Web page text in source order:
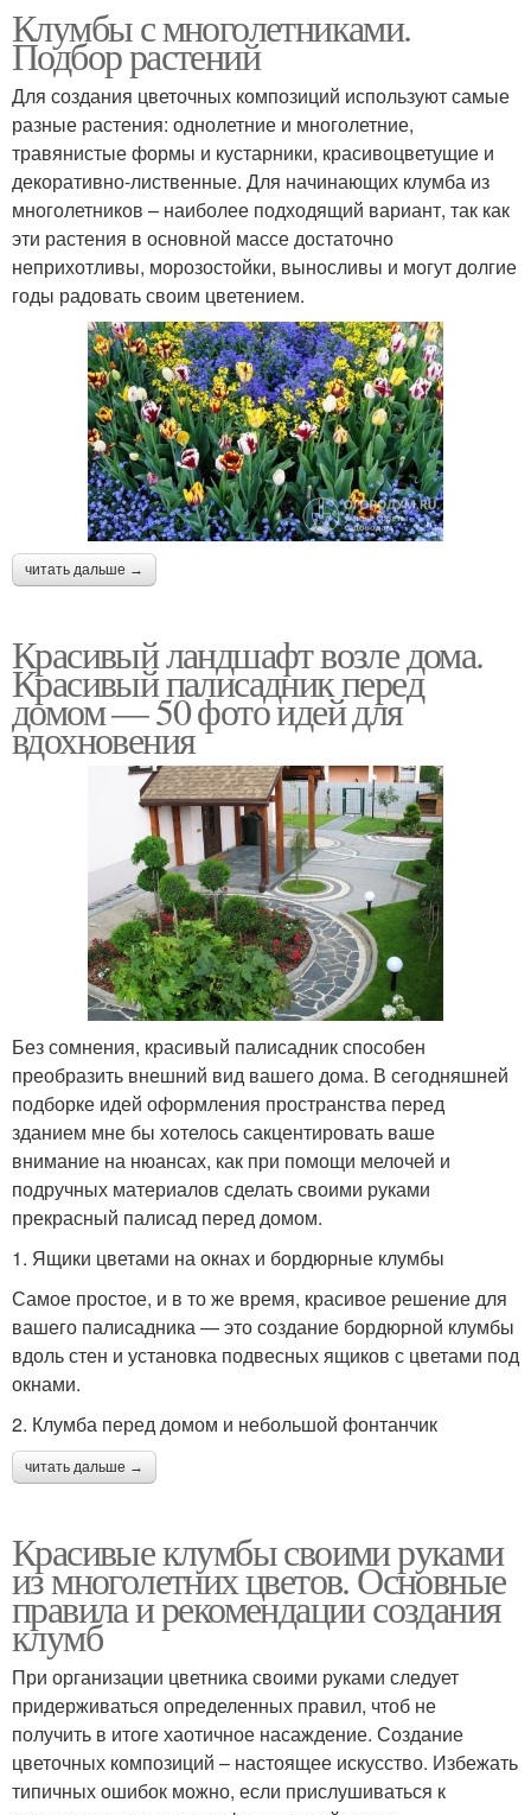
Клумбы с многолетниками.
Подбор растений
Для создания цветочных композиций используют самые
разные растения: однолетние и многолетние,
травянистые формы и кустарники, красивоцветущие и
декоративно-лиственные. Для начинающих клумба из
многолетников – наиболее подходящий вариант, так как
эти растения в основной массе достаточно
неприхотливы, морозостойки, выносливы и могут долгие
годы радовать своим цветением.
читать дальше →
Красивый ландшафт возле дома.
Красивый палисадник перед
домом — 50 фото идей для
вдохновения
Без сомнения, красивый палисадник способен
преобразить внешний вид вашего дома. В сегодняшней
подборке идей оформления пространства перед
зданием мне бы хотелось сакцентировать ваше
внимание на нюансах, как при помощи мелочей и
подручных материалов сделать своими руками
прекрасный палисад перед домом.
1. Ящики цветами на окнах и бордюрные клумбы
Самое простое, и в то же время, красивое решение для
вашего палисадника — это создание бордюрной клумбы
вдоль стен и установка подвесных ящиков с цветами под
окнами.
2. Клумба перед домом и небольшой фонтанчик
читать дальше →
Красивые клумбы своими руками
из многолетних цветов. Основные
правила и рекомендации создания
клумб
При организации цветника своими руками следует
придерживаться определенных правил, чтоб не
получить в итоге хаотичное насаждение. Создание
цветочных композиций – настоящее искусство. Избежать
типичных ошибок можно, если прислушиваться к